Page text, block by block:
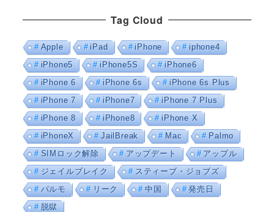
Tag Cloud
Apple iPad iPhone
iphone4
iPhone5
iPhone5S
iPhone6
iPhone 6
iPhone 6s
iPhone 6s Plus
iPhone 7
iPhone7
iPhone 7 Plus
iPhone 8
iPhone8
iPhone X
iPhoneX
JailBreak Mac
Palmo
SIMロック解除
アップデート
アップル
ジェイルブレイク
スティーブ・ジョブズ
パルモ
リーク 中国
発売日
脱獄